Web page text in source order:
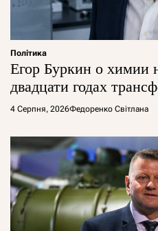
Політика
Егор Буркин о химии
двадцати годах
4 Серпня, 2026Федоренко Світлана